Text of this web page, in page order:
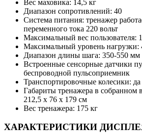
Вес маховика: 14,5 кг
Диапазон сопротивлений: 40
Система питания: тренажер
переменного тока 220 вольт
Максимальный вес пользователя:
Максимальный уровень нагрузки:
Диапазон длины шага: 350-550 мм
Встроенные сенсорные датчики
беспроводной пульсоприемник
Транспортировочные колесики: да
Габариты тренажера в
212,5 х 76 х 179 см
Вес тренажера: 175 кг
ХАРАКТЕРИСТИКИ